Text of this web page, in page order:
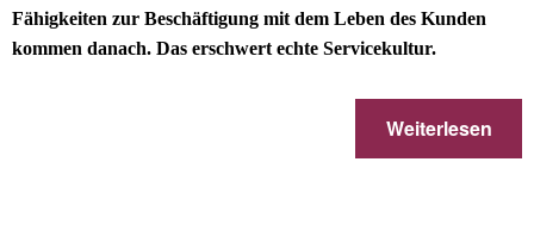
Fähigkeiten zur Beschäftigung mit dem Leben des Kunden
kommen danach. Das erschwert echte Servicekultur.
Weiterlesen